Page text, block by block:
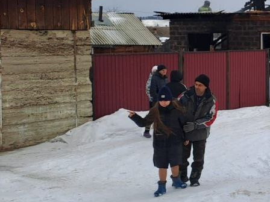
Фото:
@mchskrsk
Фото:
@mchskrsk